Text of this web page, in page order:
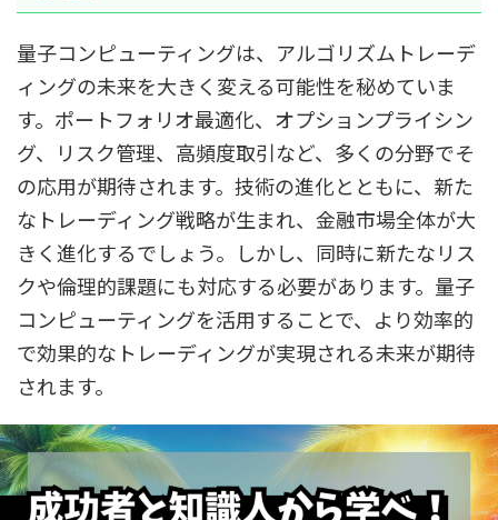
量子コンピューティングは、アルゴリズムトレーデ
ィングの未来を大きく変える可能性を秘めていま
す。ポートフォリオ最適化、オプションプライシン
グ、リスク管理、高頻度取引など、多くの分野でそ
の応用が期待されます。技術の進化とともに、新た
なトレーディング戦略が生まれ、金融市場全体が大
きく進化するでしょう。しかし、同時に新たなリス
クや倫理的課題にも対応する必要があります。量子
コンピューティングを活用することで、より効率的
で効果的なトレーディングが実現される未来が期待
されます。